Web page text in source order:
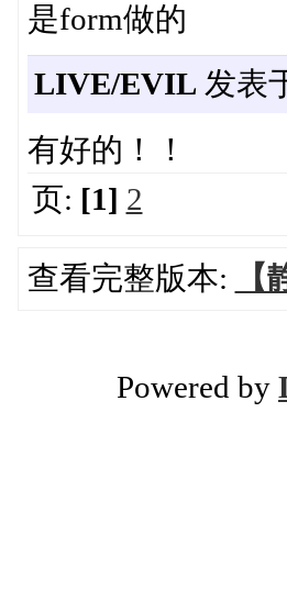
是form做的
LIVE/EVIL 发表
有好的！！
页: [1] 2
查看完整版本:
Powered by